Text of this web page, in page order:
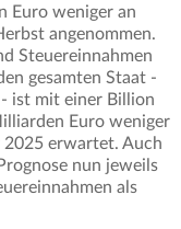
Euro weniger an
angenommen.
Steuereinnahmen
gesamten Staat -
ist mit einer Billion
Euro weniger
2025 erwartet. Auch
nun jeweils
als